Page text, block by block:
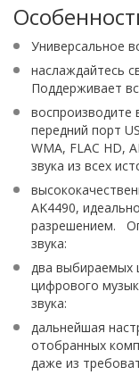
Универсальное
наслаждайтесь
Поддерживает
воспроизводите
передний порт
WMA, FLAC HD,
звука из всех
AK4490,
разрешением.
звука:
два выбираемых
цифрового
звука:
дальнейшая
отобранных
даже из